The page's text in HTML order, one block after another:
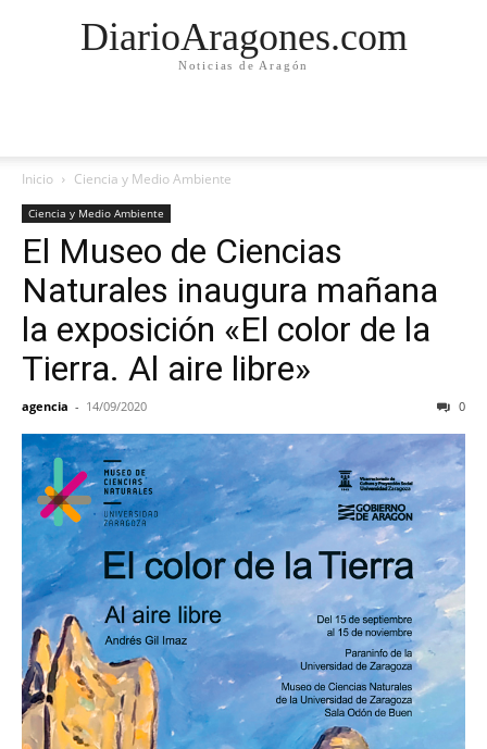
DiarioAragones.com
Noticias de Aragón
Inicio Ciencia y Medio Ambiente
Ciencia y Medio Ambiente
El Museo de Ciencias
Naturales inaugura mañana
la exposición «El color de la
Tierra. Al aire libre»
agencia - 14/09/2020 0